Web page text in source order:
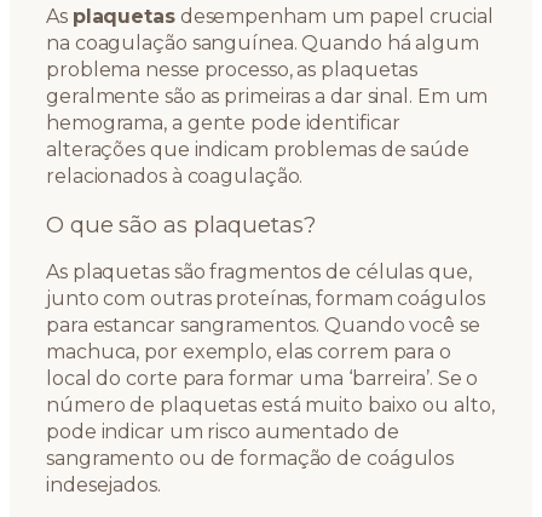
As plaquetasdesempenham um papel crucial
na coagulação sanguínea. Quando há algum
problema nesse processo, as plaquetas
geralmente são as primeiras a dar sinal. Em um
hemograma, a gente pode identificar
alterações que indicam problemas de saúde
relacionados à coagulação.
O que são as plaquetas?
As plaquetas são fragmentos de células que,
junto com outras proteínas, formam coágulos
para estancar sangramentos. Quando você se
machuca, por exemplo, elas correm para o
local do corte para formar uma ‘barreira’. Se o
número de plaquetas está muito baixo ou alto,
pode indicar um risco aumentado de
sangramento ou de formação de coágulos
indesejados.